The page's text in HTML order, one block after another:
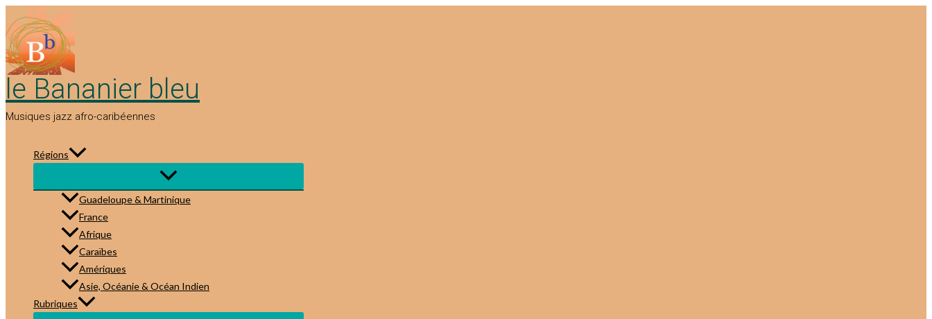
au
contenu
le Bananier bleu
Musiques jazz afro-caribéennes
Régions
Guadeloupe & Martinique
France
Afrique
Caraïbes
Amériques
Asie, Océanie & Océan Indien
Rubriques